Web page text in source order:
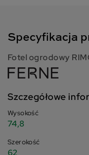
Specyfikacja
Fotel ogrodowy
Szczegółowe
Wysokość
74,8
Szerokość
62